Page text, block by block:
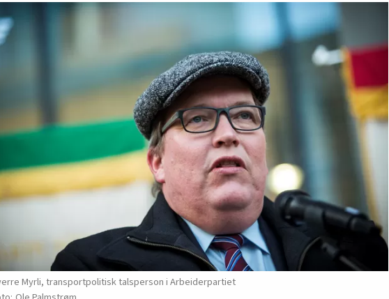
Myrli, transportpolitisk talsperson i Arbeiderpartiet